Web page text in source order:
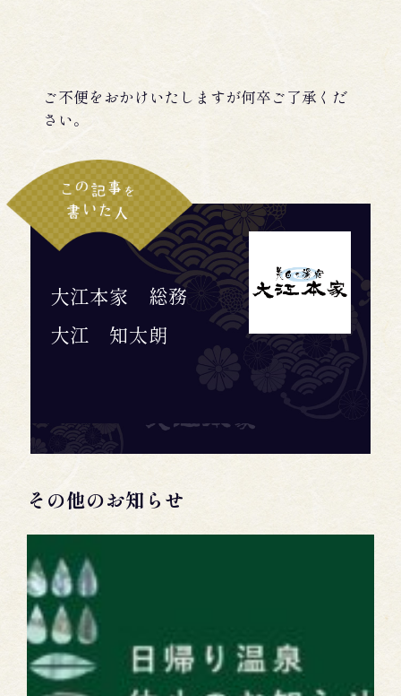
ご不便をおかけいたしますが何卒ご了承くだ
さい。
大江本家 総務
大江 知太朗
その他のお知らせ